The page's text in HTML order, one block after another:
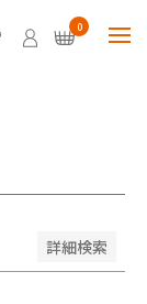
0
詳細検索